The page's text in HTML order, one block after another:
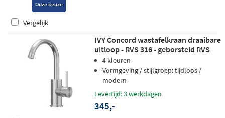
Onze keuze
Vergelijk
IVY Concord wastafelkraan draaibare
uitloop - RVS 316 - geborsteld RVS
4 kleuren
Vormgeving / stijlgroep: tijdloos /
modern
Levertijd: 3 werkdagen
345,-